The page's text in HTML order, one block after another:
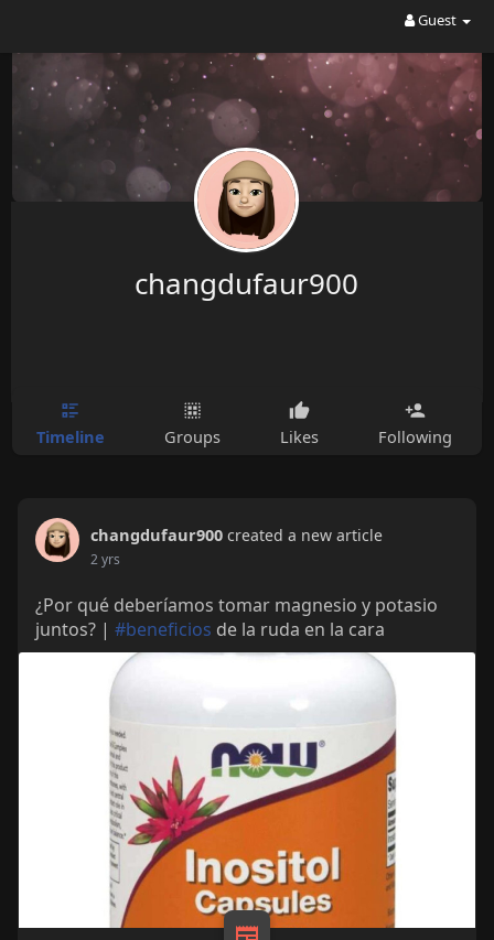
Guest
changdufaur900
Timeline Groups Likes Following
changdufaur900 created a new article
2 yrs
¿Por qué deberíamos tomar magnesio y potasio
juntos? | #beneficios de la ruda en la cara